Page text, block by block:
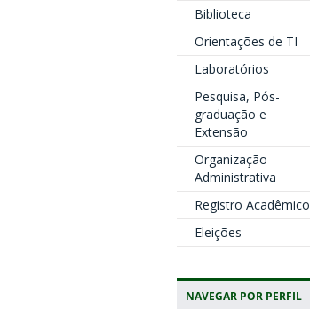
Biblioteca
Orientações de TI
Laboratórios
Pesquisa, Pós-
graduação e
Extensão
Organização
Administrativa
Registro Acadêmico
Eleições
NAVEGAR POR PERFIL